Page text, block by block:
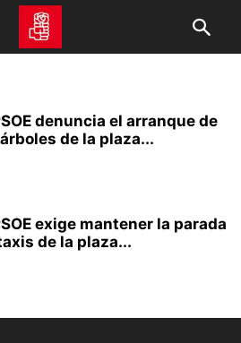
denuncia el arranque de
de la plaza...
exige mantener la parada
de la plaza...